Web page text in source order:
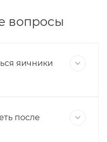
вопросы
яичники
после